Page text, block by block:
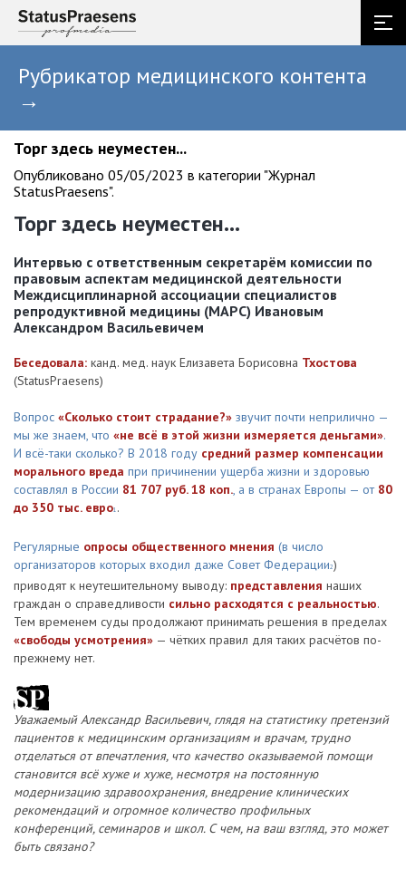
Рубрикатор медицинского контента
→
Торг здесь неуместен...
Опубликовано 05/05/2023 в категории "Журнал
StatusPraesens".
Торг здесь неуместен...
Интервью с ответственным секретарём комиссии по
правовым аспектам медицинской деятельности
Междисциплинарной ассоциации специалистов
репродуктивной медицины (МАРС) Ивановым
Александром Васильевичем
Беседовала: канд. мед. наук Елизавета Борисовна Тхостова
(StatusPraesens)
Вопрос «Сколько стоит страдание?» звучит почти неприлично —
мы же знаем, что «не всё в этой жизни измеряется деньгами».
И всё-таки сколько? В 2018 году средний размер компенсации
морального вреда при причинении ущерба жизни и здоровью
составлял в России 81 707 руб. 18 коп., а в странах Европы — от 80
до 350 тыс. евро1 .
Регулярные опросы общественного мнения (в число
организаторов которых входил даже Совет Федерации2)
приводят к неутешительному выводу: представления наших
граждан о справедливости сильно расходятся с реальностью.
Тем временем суды продолжают принимать решения в пределах
«свободы усмотрения» — чётких правил для таких расчётов по-
прежнему нет.
Уважаемый Александр Васильевич, глядя на статистику претензий
пациентов к медицинским организациям и врачам, трудно
отделаться от впечатления, что качество оказываемой помощи
становится всё хуже и хуже, несмотря на постоянную
модернизацию здравоохранения, внедрение клинических
рекомендаций и огромное количество профильных
конференций, семинаров и школ. С чем, на ваш взгляд, это может
быть связано?